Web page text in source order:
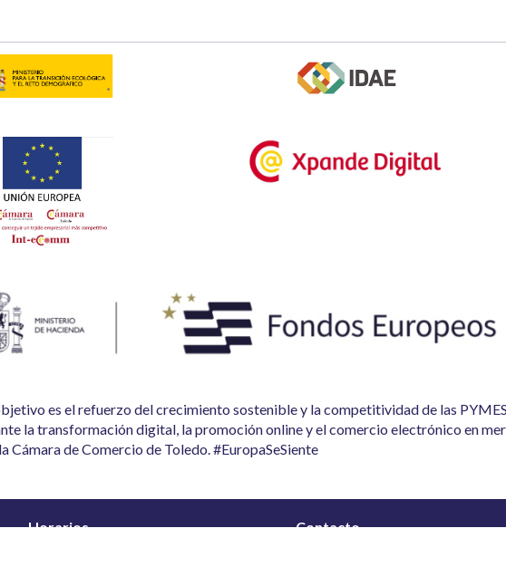
es el refuerzo del crecimiento sostenible y la competitividad de las
la transformación digital, la promoción online y el comercio electrónico en
de Comercio de Toledo. #EuropaSeSiente
Horarios Contacto